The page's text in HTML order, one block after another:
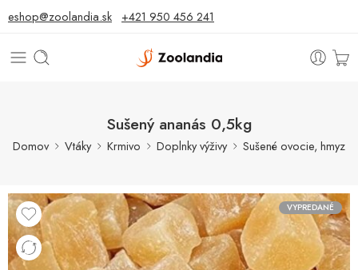
eshop@zoolandia.sk +421 950 456 241
Sušený ananás 0,5kg
Domov Vtáky Krmivo Doplnky výživy Sušené ovocie, hmyz
VYPREDANÉ